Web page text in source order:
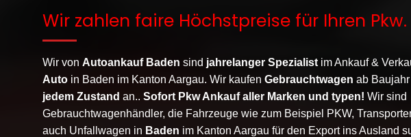
Wir zahlen faire Höchstpreise für Ihren Pkw.
Wir von Autoankauf Baden sind jahrelanger Spezialist im Ankauf &
Auto in Baden im Kanton Aargau. Wir kaufen Gebrauchtwagen ab
jedem Zustand an.. Sofort Pkw Ankauf aller Marken und typen! Wir sind
Gebrauchtwagenhändler, die Fahrzeuge wie zum Beispiel PKW,
auch Unfallwagen in Baden im Kanton Aargau für den Export ins Ausland